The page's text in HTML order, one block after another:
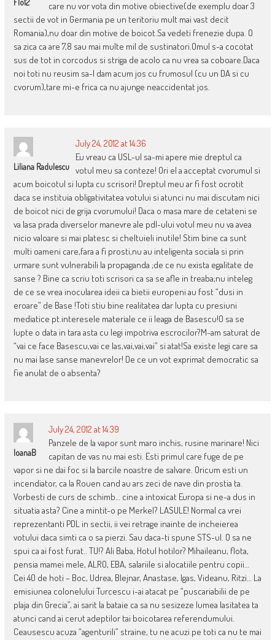
care nu vor vota din motive obiective(de exemplu doar 3
sectii de vot in Germania pe un teritoriu mult mai vast decit
Romania),nu doar din motive de boicot.Sa vedeti frenezie dupa. O
sa zica ca are 7,8 sau mai multe mil de sustinatori.Omul s-a cocotat
sus de tot in corcodus si striga de acolo ca nu vrea sa coboare.Daca
noi toti nu reusim sa-l dam acum jos cu frumosul (cu un DA si cu
cvorum),tare mi-e frica ca nu ajunge neaccidentat jos.
Liliana Radulescu
July 24, 2012 at 14:36
Eu vreau ca USL-ul sa-mi apere mie dreptul ca
votul meu sa conteze! Ori el a acceptat cvorumul si
acum boicotul si lupta cu scrisori! Dreptul meu ar fi fost ocrotit
daca se instituia obligativitatea votului si atunci nu mai discutam nici
de boicot nici de grija cvorumului! Daca o masa mare de cetateni se
va lasa prada diverselor manevre ale pdl-ului votul meu nu va avea
nicio valoare si mai platesc si cheltuieli inutile! Stim bine ca sunt
multi oameni care,fara a fi prosti,nu au inteligenta sociala si prin
urmare sunt vulnerabili la propaganda ;de ce nu exista egalitate de
sanse ? Bine ca scriu toti scrisori ca sa se afle in treaba;nu inteleg
de ce se vrea inocularea ideii ca bietii europeni au fost “dusi in
eroare” de Base !Toti stiu bine realitatea dar lupta cu presiuni
mediatice pt.interesele materiale ce ii leaga de Basescu!O sa se
lupte o data in tara asta cu legi impotriva escrocilor?M-am saturat de
“vai ce face Basescu,vai ce las,vai,vai,vai” si atat!Sa existe legi care sa
nu mai lase sanse manevrelor! De ce un vot exprimat democratic sa
fie anulat de o absenta?
IoanaB
July 24, 2012 at 14:39
Panzele de la vapor sunt maro inchis, rusine marinare! Nici
capitan de vas nu mai esti. Esti primul care fuge de pe
vapor si ne dai foc si la barcile noastre de salvare. Oricum esti un
incendiator, ca la Rouen cand au ars zeci de nave din prostia ta.
Vorbesti de curs de schimb… cine a intoxicat Europa si ne-a dus in
situatia asta? Cine a mintit-o pe Merkel? LASULE! Normal ca vrei
reprezentanti PDL in sectii, ii vei retrage inainte de incheierea
votului daca simti ca o sa pierzi. Sau daca-ti spune STS-ul. O sa ne
spui ca ai fost furat.. TU!? Ali Baba, Hotul hotilor? Mihaileanu, flota,
pensia mamei mele, ALRO, EBA, salariile si alocatiile pentru copii…
Cei 40 de hoti – Boc, Udrea, Blejnar, Anastase, Igas, Videanu, Ritzi… La
emisiunea colonelului Turcescu i-ai atacat pe “puscariabilii de pe
plaja din Grecia”, ai sarit la bataie ca sa nu sesizeze lumea lasitatea ta
atunci cand ai cerut adeptilor tai boicotarea referendumului.
Ceausescu acuza “agenturili” straine, tu ne acuzi pe toti ca nu te mai